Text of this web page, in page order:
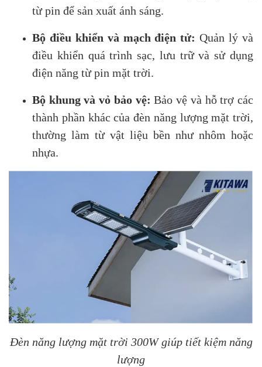
từ pin để sản xuất ánh sáng.
Bộ điều khiển và mạch điện tử: Quản lý và
điều khiển quá trình sạc, lưu trữ và sử dụng
điện năng từ pin mặt trời.
Bộ khung và vỏ bảo vệ: Bảo vệ và hỗ trợ các
thành phần khác của đèn năng lượng mặt trời,
thường làm từ vật liệu bền như nhôm hoặc
nhựa.
Đèn năng lượng mặt trời 300W giúp tiết kiệm năng
lượng